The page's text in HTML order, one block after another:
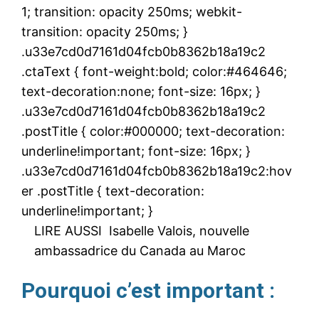
1; transition: opacity 250ms; webkit-
transition: opacity 250ms; }
.u33e7cd0d7161d04fcb0b8362b18a19c2
.ctaText { font-weight:bold; color:#464646;
text-decoration:none; font-size: 16px; }
.u33e7cd0d7161d04fcb0b8362b18a19c2
.postTitle { color:#000000; text-decoration:
underline!important; font-size: 16px; }
.u33e7cd0d7161d04fcb0b8362b18a19c2:hov
er .postTitle { text-decoration:
underline!important; }
LIRE AUSSI Isabelle Valois, nouvelle
ambassadrice du Canada au Maroc
Pourquoi c’est important :